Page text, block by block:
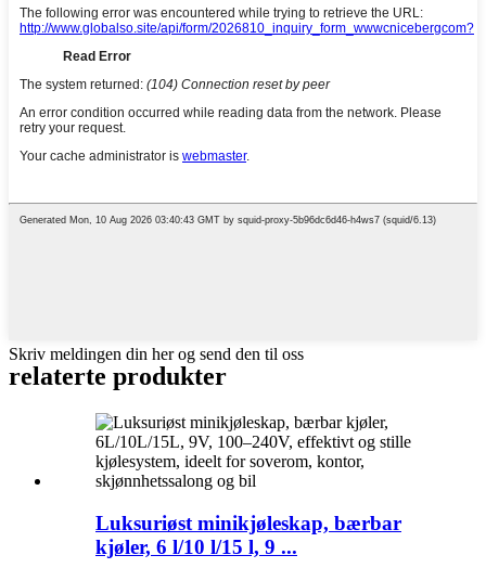
Skriv meldingen din her og send den til oss
relaterte produkter
Luksuriøst minikjøleskap, bærbar
kjøler, 6 l/10 l/15 l, 9 ...